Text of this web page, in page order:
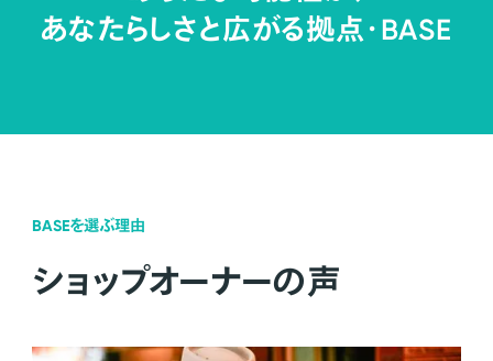
あなたらしさと広がる拠点・BASE
BASEを選ぶ理由
ショップオーナーの声